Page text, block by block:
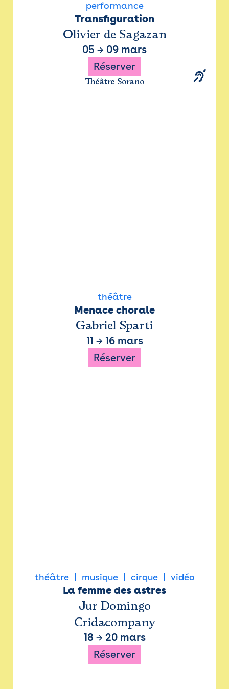
performance
Transfiguration
Olivier de Sagazan
05 → 09 mars
Réserver
Théâtre Sorano
théâtre
Menace chorale
Gabriel Sparti
11 → 16 mars
Réserver
théâtre musique cirque vidéo
La femme des astres
Jur Domingo
Cridacompany
18 → 20 mars
Réserver